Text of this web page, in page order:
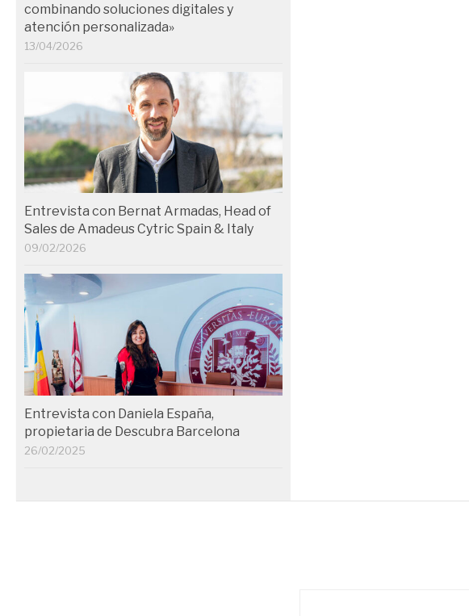
combinando soluciones digitales y
atención personalizada»
13/04/2026
Entrevista con Bernat Armadas, Head of
Sales de Amadeus Cytric Spain & Italy
09/02/2026
Entrevista con Daniela España,
propietaria de Descubra Barcelona
26/02/2025